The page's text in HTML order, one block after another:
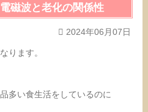
磁波と老化の関係性
2024年06月07日
ります。
多い食生活をしているのに